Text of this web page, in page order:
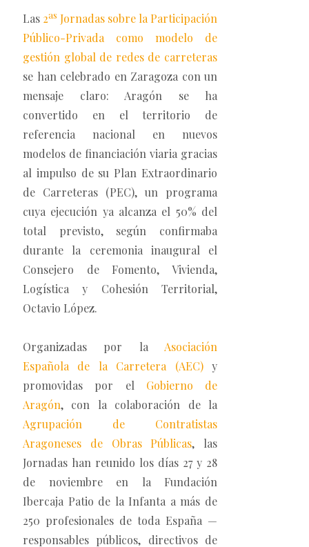
Las 2as Jornadas sobre la Participación
Público-Privada como modelo de
gestión global de redes de carreteras
se han celebrado en Zaragoza con un
mensaje claro: Aragón se ha
convertido en el territorio de
referencia nacional en nuevos
modelos de financiación viaria gracias
al impulso de su Plan Extraordinario
de Carreteras (PEC), un programa
cuya ejecución ya alcanza el 50% del
total previsto, según confirmaba
durante la ceremonia inaugural el
Consejero de Fomento, Vivienda,
Logística y Cohesión Territorial,
Octavio López.
Organizadas por la Asociación
Española de la Carretera (AEC)y
promovidas por el Gobierno de
Aragón, con la colaboración de la
Agrupación de Contratistas
Aragoneses de Obras Públicas, las
Jornadas han reunido los días 27 y 28
de noviembre en la Fundación
Ibercaja Patio de la Infanta a más de
250 profesionales de toda España —
responsables públicos, directivos de